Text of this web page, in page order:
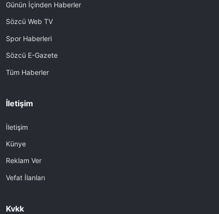
Günün İçinden Haberler
Sözcü Web TV
Spor Haberleri
Sözcü E-Gazete
Tüm Haberler
İletişim
İletişim
Künye
Reklam Ver
Vefat İlanları
Kvkk